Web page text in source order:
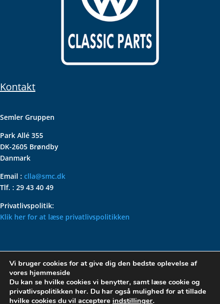
Kontakt
Semler Gruppen
Park Allé 355
DK-2605 Brøndby
Danmark
Email : clla@smc.dk
Tlf. : 29 43 40 49
Privatlivspolitik:
Klik her for at læse privatlivspolitikken
VOLKSWAGEN CLASSIC
PARTS – HOLDER DIN
KLASSISKE VOLKSWAGEN I
TOPFORM
Vi bruger cookies for at give dig den bedste oplevelse af
vores hjemmeside
Du kan se hvilke cookies vi benytter, samt læse cookie og
privatlivspolitikken her. Du har også mulighed for at tillade
hvilke cookies du vil acceptere indstillinger.